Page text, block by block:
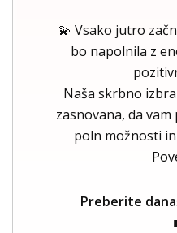
💫 Vsako jutro
bo napolnila z
Naša skrbno
zasnovana, da
poln možnosti
Preberite